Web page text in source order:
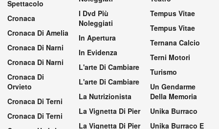
Spettacolo
Cronaca
Cronaca Di Amelia
Cronaca Di Narni
Cronaca Di Narni
Cronaca Di
Orvieto
Cronaca Di Terni
Cronaca Di Terni
I Dvd Più
Noleggiati
In Apertura
In Evidenza
L'arte Di Cambiare
L'arte Di Cambiare
La Nutrizionista
La Vignetta Di Pier
La Vignetta Di Pier
Tempus Vitae
Tempus Vitae
Ternana Calcio
Terni Motori
Turismo
Un Gendarme
Della Memoria
Unika Burraco
Unika Burraco E